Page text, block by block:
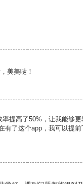
美美哒！
提高了50%，让我能够更
有了这个app，我可以提